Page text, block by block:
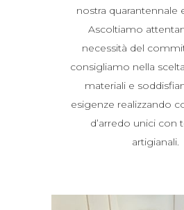
nostra quarantennale
Ascoltiamo
necessità del
consigliamo nella
materiali e
esigenze realizzando
d’arredo unici con
artigianali.